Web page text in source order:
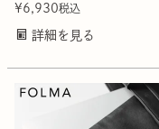
¥6,930税込
詳細を見る